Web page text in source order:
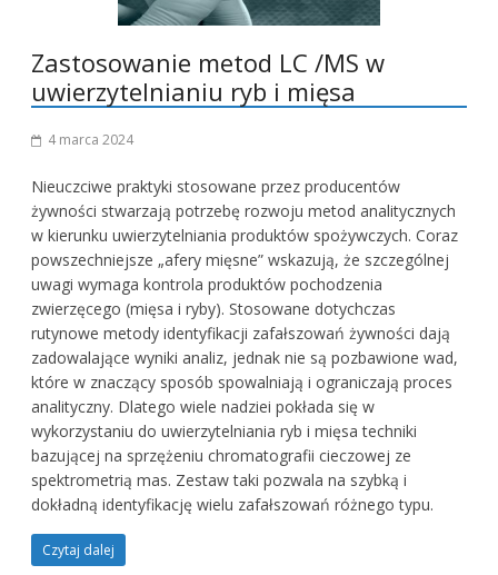
Zastosowanie metod LC /MS w
uwierzytelnianiu ryb i mięsa
4 marca 2024
Nieuczciwe praktyki stosowane przez producentów
żywności stwarzają potrzebę rozwoju metod analitycznych
w kierunku uwierzytelniania produktów spożywczych. Coraz
powszechniejsze „afery mięsne” wskazują, że szczególnej
uwagi wymaga kontrola produktów pochodzenia
zwierzęcego (mięsa i ryby). Stosowane dotychczas
rutynowe metody identyfikacji zafałszowań żywności dają
zadowalające wyniki analiz, jednak nie są pozbawione wad,
które w znaczący sposób spowalniają i ograniczają proces
analityczny. Dlatego wiele nadziei pokłada się w
wykorzystaniu do uwierzytelniania ryb i mięsa techniki
bazującej na sprzężeniu chromatografii cieczowej ze
spektrometrią mas. Zestaw taki pozwala na szybką i
dokładną identyfikację wielu zafałszowań różnego typu.
Czytaj dalej